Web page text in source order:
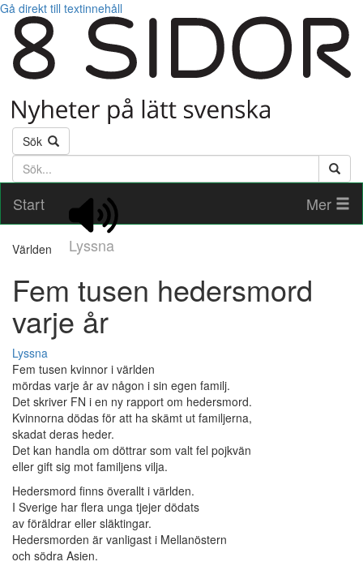
Gå direkt till textinnehåll
Sök
Söktext
Start
Lyssna
Mer
Världen
Fem tusen hedersmord
varje år
Lyssna
Fem tusen kvinnor i världen
mördas varje år av någon i sin egen familj.
Det skriver FN i en ny rapport om hedersmord.
Kvinnorna dödas för att ha skämt ut familjerna,
skadat deras heder.
Det kan handla om döttrar som valt fel pojkvän
eller gift sig mot familjens vilja.
Hedersmord finns överallt i världen.
I Sverige har flera unga tjejer dödats
av föräldrar eller släktingar.
Hedersmorden är vanligast i Mellanöstern
och södra Asien.